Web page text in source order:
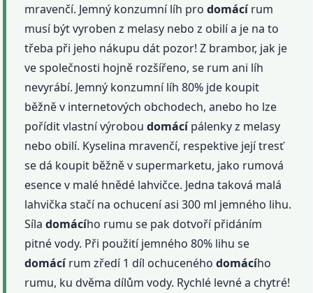
mravenčí. Jemný konzumní líh prodomácírum
musí být vyroben z melasy nebo z obilí a je na to
třeba při jeho nákupu dát pozor! Z brambor, jak je
ve společnosti hojně rozšířeno, se rum ani líh
nevyrábí. Jemný konzumní líh 80% jde koupit
běžně v internetových obchodech, anebo ho lze
pořídit vlastní výroboudomácípálenky z melasy
nebo obilí. Kyselina mravenčí, respektive její tresť
se dá koupit běžně v supermarketu, jako rumová
esence v malé hnědé lahvičce. Jedna taková malá
lahvička stačí na ochucení asi 300 ml jemného lihu.
Síladomácího rumu se pak dotvoří přidáním
pitné vody. Při použití jemného 80% lihu se
domácírum zředí 1 díl ochucenéhodomácího
rumu, ku dvěma dílům vody. Rychlé levné a chytré!